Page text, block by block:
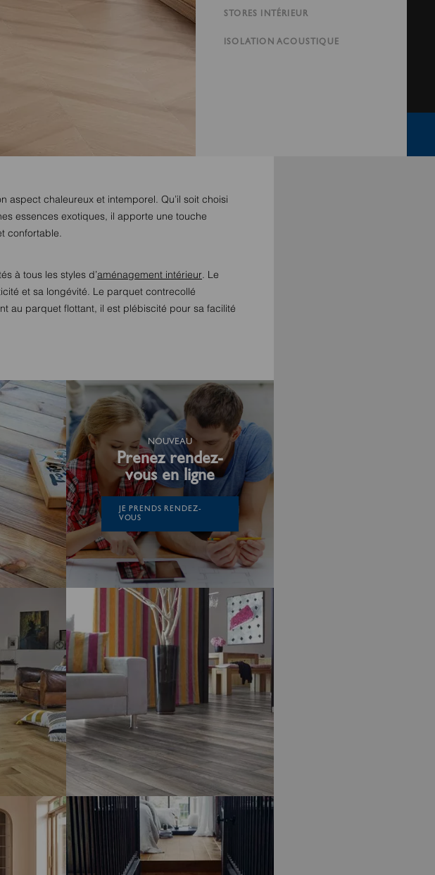
STORES INTÉRIEUR
ISOLATION ACOUSTIQUE
aspect chaleureux et intemporel. Qu’il soit choisi
essences exotiques, il apporte une touche
confortable.
à tous les styles d’aménagement intérieur. Le
et sa longévité. Le parquet contrecollé
au parquet flottant, il est plébiscité pour sa facilité
NOUVEAU
Prenez rendez-
vous en ligne
JE PRENDS RENDEZ-
VOUS
SOL STRATIFIÉ- SWISS KRONO TEX
ROBUSTO